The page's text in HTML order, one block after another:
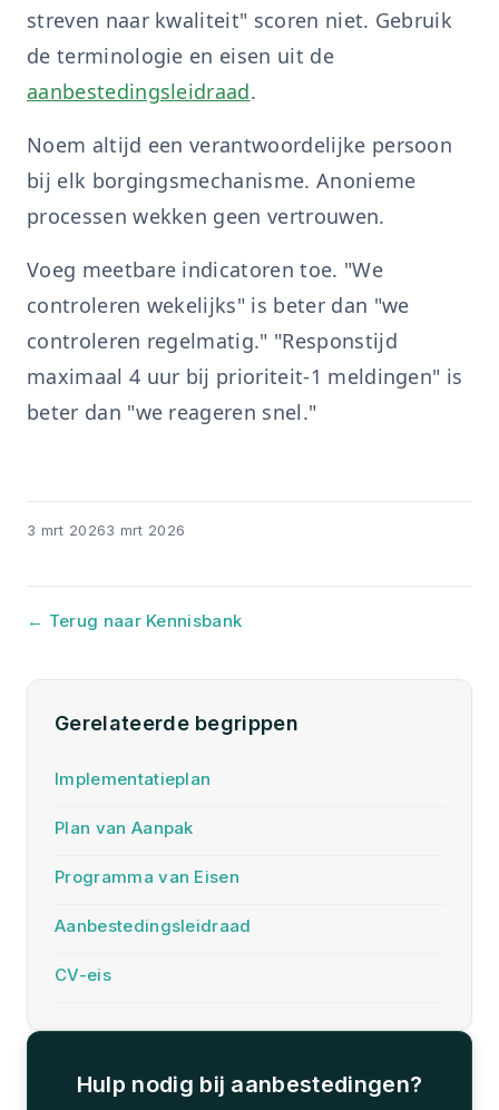
streven naar kwaliteit" scoren niet. Gebruik
de terminologie en eisen uit de
aanbestedingsleidraad.
Noem altijd een verantwoordelijke persoon
bij elk borgingsmechanisme. Anonieme
processen wekken geen vertrouwen.
Voeg meetbare indicatoren toe. "We
controleren wekelijks" is beter dan "we
controleren regelmatig." "Responstijd
maximaal 4 uur bij prioriteit-1 meldingen" is
beter dan "we reageren snel."
← Terug naar Kennisbank
3 mrt 20263 mrt 2026
Gerelateerde begrippen
Implementatieplan
Plan van Aanpak
Programma van Eisen
Aanbestedingsleidraad
CV-eis
Hulp nodig bij aanbestedingen?